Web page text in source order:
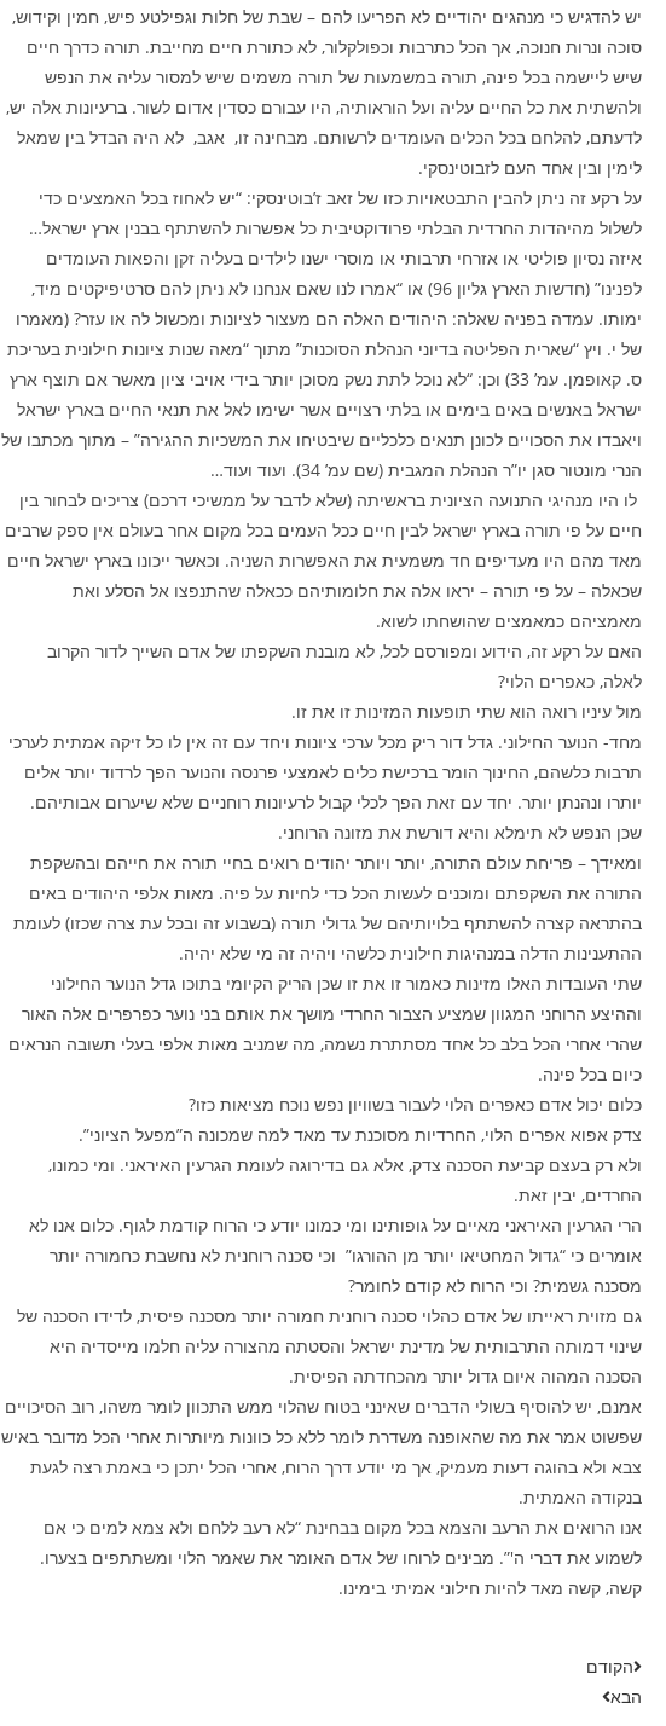
יש להדגיש כי מנהגים יהודיים לא הפריעו להם – שבת של חלות וגפילטע פיש, חמין וקידוש,
סוכה ונרות חנוכה, אך הכל כתרבות וכפולקלור, לא כתורת חיים מחייבת. תורה כדרך חיים
שיש ליישמה בכל פינה, תורה במשמעות של תורה משמים שיש למסור עליה את הנפש
ולהשתית את כל החיים עליה ועל הוראותיה, היו עבורם כסדין אדום לשור. ברעיונות אלה יש,
לדעתם, להלחם בכל הכלים העומדים לרשותם. מבחינה זו, אגב, לא היה הבדל בין שמאל
לימין ובין אחד העם לזבוטינסקי.
על רקע זה ניתן להבין התבטאויות כזו של זאב ז’בוטינסקי: “יש לאחוז בכל האמצעים כדי
לשלול מהיהדות החרדית הבלתי פרודוקטיבית כל אפשרות להשתתף בבנין ארץ ישראל…
איזה נסיון פוליטי או אזרחי תרבותי או מוסרי ישנו לילדים בעליה זקן והפאות העומדים
לפנינו” (חדשות הארץ גליון 96) או “אמרו לנו שאם אנחנו לא ניתן להם סרטיפיקטים מיד,
ימותו. עמדה בפניה שאלה: היהודים האלה הם מעצור לציונות ומכשול לה או עזר? (מאמרו
של י. ויץ “שארית הפליטה בדיוני הנהלת הסוכנות” מתוך “מאה שנות ציונות חילונית בעריכת
ס. קאופמן. עמ’ 33) וכן: “לא נוכל לתת נשק מסוכן יותר בידי אויבי ציון מאשר אם תוצף ארץ
ישראל באנשים באים בימים או בלתי רצויים אשר ישימו לאל את תנאי החיים בארץ ישראל
ויאבדו את הסכויים לכונן תנאים כלכליים שיבטיחו את המשכיות ההגירה” – מתוך מכתבו של
הנרי מונטור סגן יו”ר הנהלת המגבית (שם עמ’ 34). ועוד ועוד…
לו היו מנהיגי התנועה הציונית בראשיתה (שלא לדבר על ממשיכי דרכם) צריכים לבחור בין
חיים על פי תורה בארץ ישראל לבין חיים ככל העמים בכל מקום אחר בעולם אין ספק שרבים
מאד מהם היו מעדיפים חד משמעית את האפשרות השניה. וכאשר ייכונו בארץ ישראל חיים
שכאלה – על פי תורה – יראו אלה את חלומותיהם ככאלה שהתנפצו אל הסלע ואת
מאמציהם כמאמצים שהושחתו לשוא.
האם על רקע זה, הידוע ומפורסם לכל, לא מובנת השקפתו של אדם השייך לדור הקרוב
לאלה, כאפרים הלוי?
מול עיניו רואה הוא שתי תופעות המזינות זו את זו.
מחד- הנוער החילוני. גדל דור ריק מכל ערכי ציונות ויחד עם זה אין לו כל זיקה אמתית לערכי
תרבות כלשהם, החינוך הומר ברכישת כלים לאמצעי פרנסה והנוער הפך לרדוד יותר אלים
יותרו ונהנתן יותר. יחד עם זאת הפך לכלי קבול לרעיונות רוחניים שלא שיערום אבותיהם.
שכן הנפש לא תימלא והיא דורשת את מזונה הרוחני.
ומאידך – פריחת עולם התורה, יותר ויותר יהודים רואים בחיי תורה את חייהם ובהשקפת
התורה את השקפתם ומוכנים לעשות הכל כדי לחיות על פיה. מאות אלפי היהודים באים
בהתראה קצרה להשתתף בלויותיהם של גדולי תורה (בשבוע זה ובכל עת צרה שכזו) לעומת
ההתענינות הדלה במנהיגות חילונית כלשהי ויהיה זה מי שלא יהיה.
שתי העובדות האלו מזינות כאמור זו את זו שכן הריק הקיומי בתוכו גדל הנוער החילוני
וההיצע הרוחני המגוון שמציע הצבור החרדי מושך את אותם בני נוער כפרפרים אלה האור
שהרי אחרי הכל בלב כל אחד מסתתרת נשמה, מה שמניב מאות אלפי בעלי תשובה הנראים
כיום בכל פינה.
כלום יכול אדם כאפרים הלוי לעבור בשוויון נפש נוכח מציאות כזו?
צדק אפוא אפרים הלוי, החרדיות מסוכנת עד מאד למה שמכונה ה”מפעל הציוני”.
ולא רק בעצם קביעת הסכנה צדק, אלא גם בדירוגה לעומת הגרעין האיראני. ומי כמונו,
החרדים, יבין זאת.
הרי הגרעין האיראני מאיים על גופותינו ומי כמונו יודע כי הרוח קודמת לגוף. כלום אנו לא
אומרים כי “גדול המחטיאו יותר מן ההורגו” וכי סכנה רוחנית לא נחשבת כחמורה יותר
מסכנה גשמית? וכי הרוח לא קודם לחומר?
גם מזוית ראייתו של אדם כהלוי סכנה רוחנית חמורה יותר מסכנה פיסית, לדידו הסכנה של
שינוי דמותה התרבותית של מדינת ישראל והסטתה מהצורה עליה חלמו מייסדיה היא
הסכנה המהוה איום גדול יותר מהכחדתה הפיסית.
אמנם, יש להוסיף בשולי הדברים שאינני בטוח שהלוי ממש התכוון לומר משהו, רוב הסיכויים
שפשוט אמר את מה שהאופנה משדרת לומר ללא כל כוונות מיותרות אחרי הכל מדובר באיש
צבא ולא בהוגה דעות מעמיק, אך מי יודע דרך הרוח, אחרי הכל יתכן כי באמת רצה לגעת
בנקודה האמתית.
אנו הרואים את הרעב והצמא בכל מקום בבחינת “לא רעב ללחם ולא צמא למים כי אם
לשמוע את דברי ה'”. מבינים לרוחו של אדם האומר את שאמר הלוי ומשתתפים בצערו.
קשה, קשה מאד להיות חילוני אמיתי בימינו.
הקודם
הבא